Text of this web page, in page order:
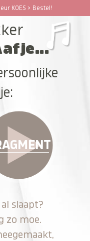
KOES > Bestel!
slaapt?
zo moe.